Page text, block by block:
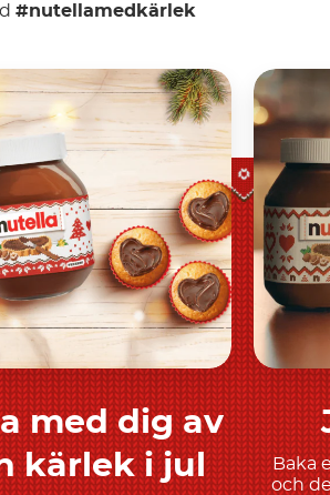
#nutellamedkärlek
Upptäck mer
med dig av
kärlek i jul
Baka
och